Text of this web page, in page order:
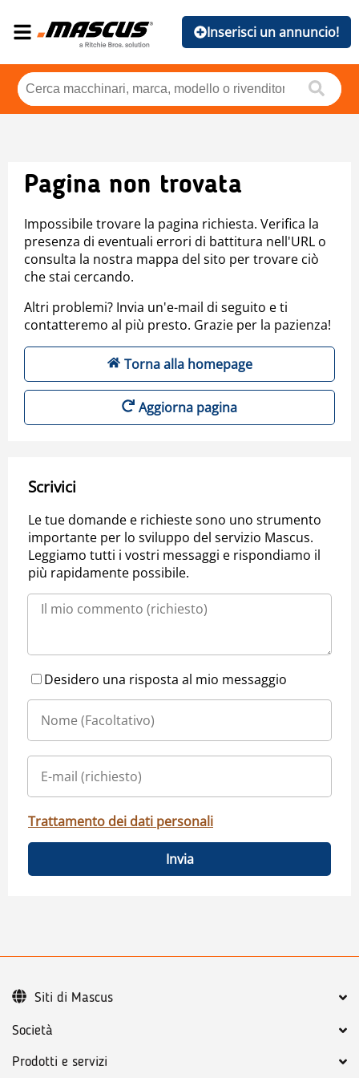
Inserisci un annuncio!
Pagina non trovata
Impossibile trovare la pagina richiesta. Verifica la
presenza di eventuali errori di battitura nell'URL o
consulta la nostra mappa del sito per trovare ciò
che stai cercando.
Altri problemi? Invia un'e-mail di seguito e ti
contatteremo al più presto. Grazie per la pazienza!
Torna alla homepage
Aggiorna pagina
Scrivici
Le tue domande e richieste sono uno strumento
importante per lo sviluppo del servizio Mascus.
Leggiamo tutti i vostri messaggi e rispondiamo il
più rapidamente possibile.
Desidero una risposta al mio messaggio
Trattamento dei dati personali
Invia
Società
Prodotti e servizi
Siti di Mascus